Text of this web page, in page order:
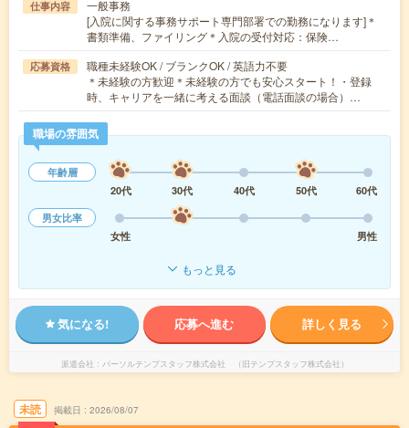
仕事内容
一般事務
[入院に関する事務サポート専門部署での勤務になります]＊
書類準備、ファイリング＊入院の受付対応：保険…
応募資格
職種未経験OK / ブランクOK / 英語力不要
＊未経験の方歓迎＊未経験の方でも安心スタート！・登録
時、キャリアを一緒に考える面談（電話面談の場合）…
職場の雰囲気
年齢層
20代
30代 40代 50代
60代
男女比率
女性
男性
もっと見る
気になる! 応募へ進む 詳しく見る
派遣会社 パーソルテンプスタッフ株式会社 （旧テンプスタッフ株式会社）
未読 掲載日 2026/08/07